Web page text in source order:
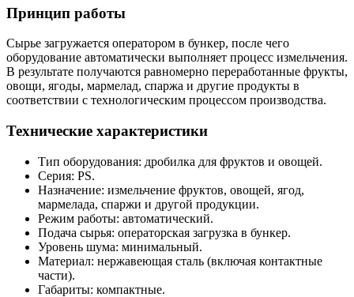
Принцип работы
Сырье загружается оператором в бункер, после чего
оборудование автоматически выполняет процесс измельчения.
В результате получаются равномерно переработанные фрукты,
овощи, ягоды, мармелад, спаржа и другие продукты в
соответствии с технологическим процессом производства.
Технические характеристики
Тип оборудования: дробилка для фруктов и овощей.
Серия: PS.
Назначение: измельчение фруктов, овощей, ягод,
мармелада, спаржи и другой продукции.
Режим работы: автоматический.
Подача сырья: операторская загрузка в бункер.
Уровень шума: минимальный.
Материал: нержавеющая сталь (включая контактные
части).
Габариты: компактные.